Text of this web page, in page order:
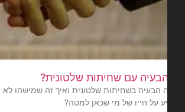
עם שחיתות שלטונית?
הבעיה בשחיתות שלטונית ואיך זה שמישהו לא ישר
על חייו של מי שכאן למטה?